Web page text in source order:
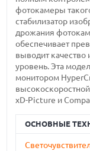
фотокамеры
стабилизатор
дрожания
обеспечивает
выводит
уровень. Эта
монитором
xD-Picture и
ОСНОВНЫЕ